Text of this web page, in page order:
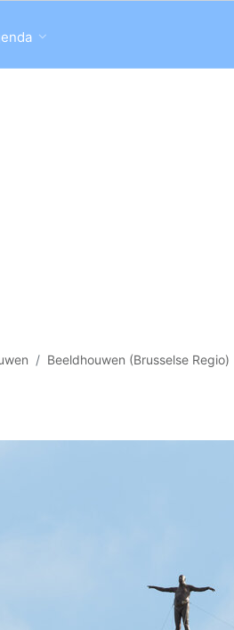
Beeldhouwen (Brusselse Regio)